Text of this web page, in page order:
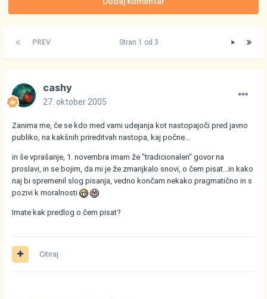
PREV >
Stran 1 od 3
cashy
27. oktober 2005
Zanima me, če se kdo med vami udejanja kot nastopajoči pred javno
publiko, na kakšnih prireditvah nastopa, kaj počne...
in še vprašanje, 1. novembra imam že "tradicionalen" govor na
proslavi, in se bojim, da mi je že zmanjkalo snovi, o čem pisat...in kako
naj bi spremenil slog pisanja, vedno končam nekako pragmatično in s
pozivi k moralnosti
Imate kak predlog o čem pisat?
Citiraj